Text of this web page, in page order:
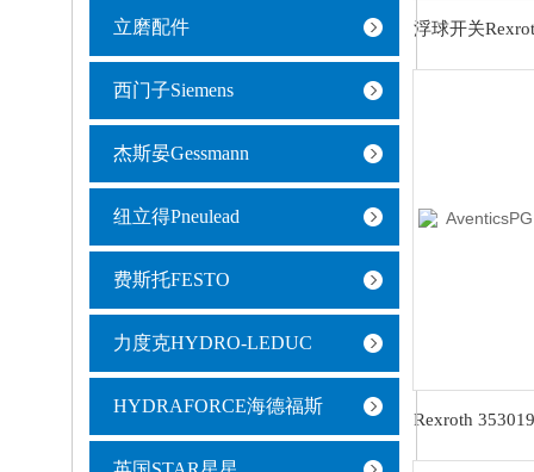
立磨配件
西门子Siemens
杰斯晏Gessmann
纽立得Pneulead
费斯托FESTO
力度克HYDRO-LEDUC
HYDRAFORCE海德福斯